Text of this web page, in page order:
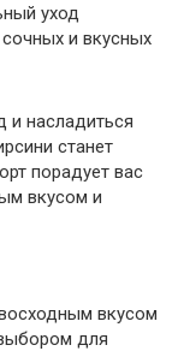
уход
и вкусных
и насладиться
станет
порадует вас
вкусом и
вкусом
для